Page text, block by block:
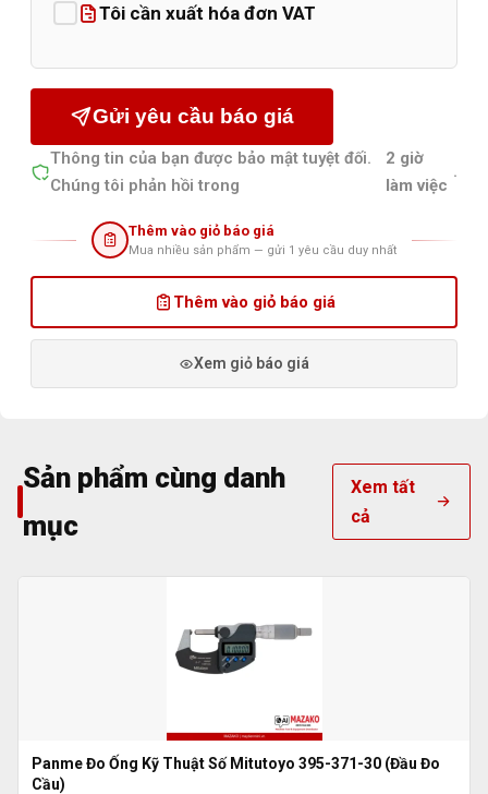
Tôi cần xuất hóa đơn VAT
Gửi yêu cầu báo giá
Thông tin của bạn được bảo mật tuyệt đối.
Chúng tôi phản hồi trong
2 giờ
làm việc
.
Thêm vào giỏ báo giá
Mua nhiều sản phẩm — gửi 1 yêu cầu duy nhất
Thêm vào giỏ báo giá
Xem giỏ báo giá
Sản phẩm cùng danh
mục
Xem tất
cả
Panme Đo Ống Kỹ Thuật Số Mitutoyo 395-371-30 (Đầu Đo
Cầu)